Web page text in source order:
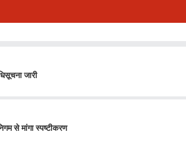
जारी
से मांगा स्पष्टीकरण